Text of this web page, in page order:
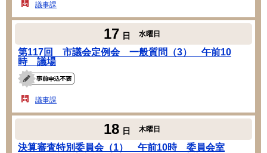
議事課
17 日 水曜日
第117回 市議会定例会 一般質問（3） 午前10
時 議場
議事課
18 日 木曜日
決算審査特別委員会（1） 午前10時 委員会室